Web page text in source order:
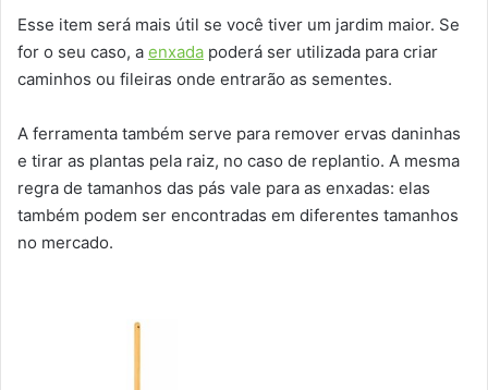
Esse item será mais útil se você tiver um jardim maior. Se
for o seu caso, a enxada poderá ser utilizada para criar
caminhos ou fileiras onde entrarão as sementes.
A ferramenta também serve para remover ervas daninhas
e tirar as plantas pela raiz, no caso de replantio. A mesma
regra de tamanhos das pás vale para as enxadas: elas
também podem ser encontradas em diferentes tamanhos
no mercado.